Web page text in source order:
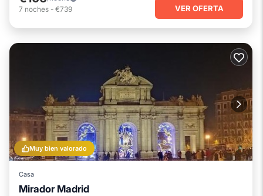
7 noches - €739 VER OFERTA
Muy bien valorado
Casa
Mirador Madrid
Internet